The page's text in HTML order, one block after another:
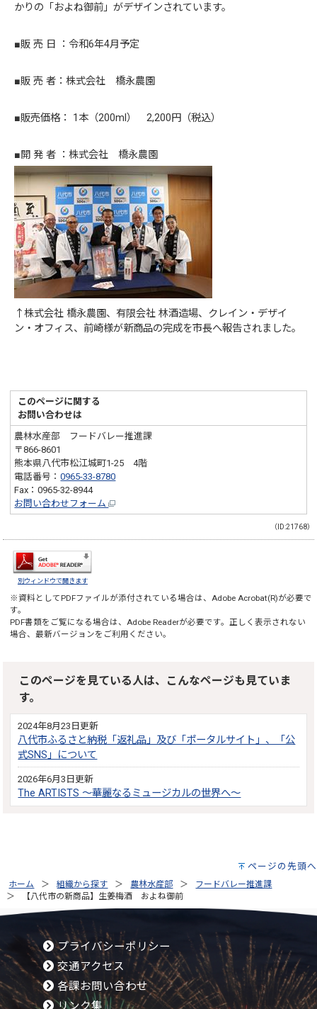
かりの「およね御前」がデザインされています。
■販 売 日 ：令和6年4月予定
■販 売 者：株式会社 橋永農園
■販売価格： 1本（200ml） 2,200円（税込）
■開 発 者 ：株式会社 橋永農園
↑株式会社 橋永農園、有限会社 林酒造場、クレイン・デザイ
ン・オフィス、前崎様が新商品の完成を市長へ報告されました。
このページに関する
お問い合わせは
農林水産部 フードバレー推進課
〒866-8601
熊本県八代市松江城町1-25 4階
電話番号：0965-33-8780
Fax：0965-32-8944
お問い合わせフォーム
（ID:21768）
別ウィンドウで開きます
※資料としてPDFファイルが添付されている場合は、 Adobe Acrobat(R)が必要で
す。
PDF書類をご覧になる場合は、 Adobe Readerが必要です。正しく表示されない
場合、最新バージョンをご利用ください。
このページを見ている人は、こんなページも見ていま
す。
2024年8月23日更新
八代市ふるさと納税「返礼品」及び「ポータルサイト」、「公
式SNS」について
2026年6月3日更新
The ARTISTS ～華麗なるミュージカルの世界へ～
ページの先頭へ
ホーム 組織から探す 農林水産部
フードバレー推進課
【八代市の新商品】生姜梅酒 およね御前
プライバシーポリシー
交通アクセス
各課お問い合わせ
リンク集